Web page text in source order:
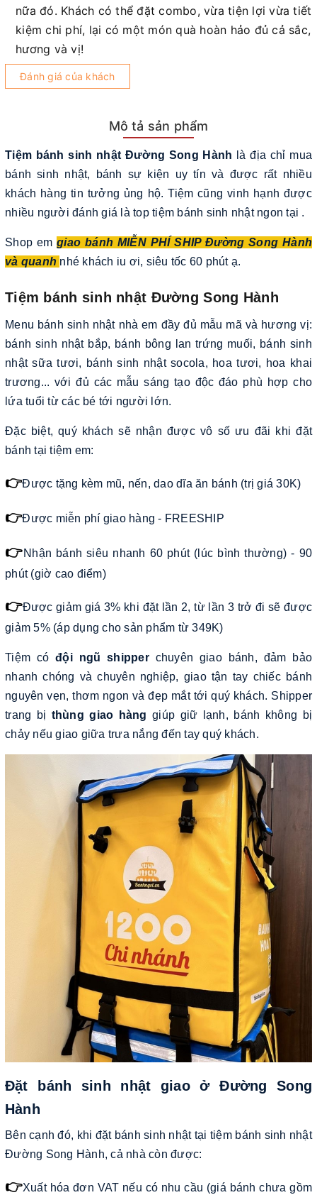
nữa đó. Khách có thể đặt combo, vừa tiện lợi vừa tiết
kiệm chi phí, lại có một món quà hoàn hảo đủ cả sắc,
hương và vị!
Đánh giá của khách
Mô tả sản phẩm
Tiệm bánh sinh nhật Đường Song Hành
là địa chỉ mua
bánh sinh nhật, bánh sự kiện uy tín và được rất nhiều
khách hàng tin tưởng ủng hộ. Tiệm cũng vinh hạnh được
nhiều người đánh giá là top tiệm bánh sinh nhật ngon tại .
Shop emgiao bánh MIỄN PHÍ SHIP Đường Song Hành
và quanh nhé khách iu ơi, siêu tốc 60 phút ạ.
Tiệm bánh sinh nhật Đường Song Hành
Menu bánh sinh nhật nhà em đầy đủ mẫu mã và hương vị:
bánh sinh nhật bắp, bánh bông lan trứng muối, bánh sinh
nhật sữa tươi, bánh sinh nhật socola, hoa tươi, hoa khai
trương... với đủ các mẫu sáng tạo độc đáo phù hợp cho
lứa tuổi từ các bé tới người lớn.
Đặc biệt, quý khách sẽ nhận được vô số ưu đãi khi đặt
bánh tại tiệm em:
👉Được tặng kèm mũ, nến, dao dĩa ăn bánh (trị giá 30K)
👉Được miễn phí giao hàng - FREESHIP
👉Nhận bánh siêu nhanh 60 phút (lúc bình thường) - 90
phút (giờ cao điểm)
👉Được giảm giá 3% khi đặt lần 2, từ lần 3 trở đi sẽ được
giảm 5% (áp dụng cho sản phẩm từ 349K)
Tiệm cóđội ngũ shipperchuyên giao bánh, đảm bảo
nhanh chóng và chuyên nghiệp, giao tận tay chiếc bánh
nguyên vẹn, thơm ngon và đẹp mắt tới quý khách. Shipper
trang bị thùng giao hàng giúp giữ lạnh, bánh không bị
chảy nếu giao giữa trưa nắng đến tay quý khách.
Đặt bánh sinh nhật giao ở Đường Song
Hành
Bên cạnh đó, khi đặt bánh sinh nhật tại tiệm bánh sinh nhật
Đường Song Hành, cả nhà còn được:
👉Xuất hóa đơn VAT nếu có nhu cầu (giá bánh chưa gồm